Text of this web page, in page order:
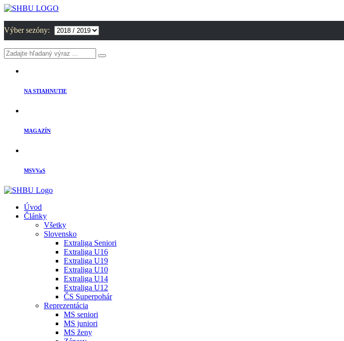
Výber sezóny:
NA STIAHNUTIE
MAGAZÍN
MSVVaS
Úvod
Články
Všetky
Slovensko
Extraliga Seniori
Extraliga U16
Extraliga U19
Extraliga U10
Extraliga U14
Extraliga U12
ČS Superpohár
Reprezentácia
MS seniori
MS juniori
MS ženy